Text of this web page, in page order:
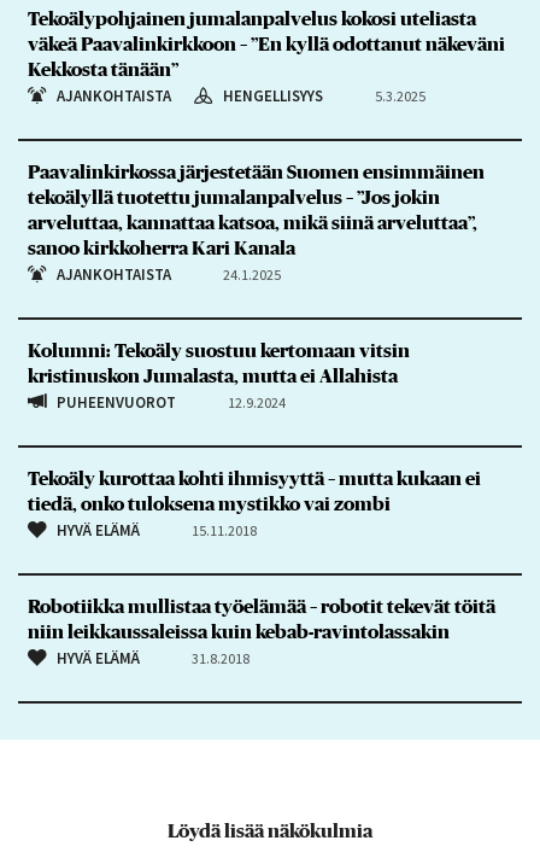
Tekoälypohjainen jumalanpalvelus kokosi uteliasta
väkeä Paavalinkirkkoon – ”En kyllä odottanut näkeväni
Kekkosta tänään”
AJANKOHTAISTA HENGELLISYYS 5.3.2025
Paavalinkirkossa järjestetään Suomen ensimmäinen
tekoälyllä tuotettu jumalanpalvelus – ”Jos jokin
arveluttaa, kannattaa katsoa, mikä siinä arveluttaa”,
sanoo kirkkoherra Kari Kanala
AJANKOHTAISTA 24.1.2025
Kolumni: Tekoäly suostuu kertomaan vitsin
kristinuskon Jumalasta, mutta ei Allahista
PUHEENVUOROT 12.9.2024
Tekoäly kurottaa kohti ihmisyyttä – mutta kukaan ei
tiedä, onko tuloksena mystikko vai zombi
HYVÄ ELÄMÄ 15.11.2018
Robotiikka mullistaa työelämää – robotit tekevät töitä
niin leikkaussaleissa kuin kebab-ravintolassakin
HYVÄ ELÄMÄ 31.8.2018
Löydä lisää näkökulmia